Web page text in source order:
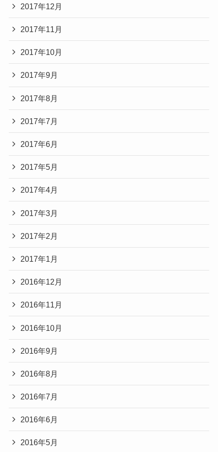
2017年12月
2017年11月
2017年10月
2017年9月
2017年8月
2017年7月
2017年6月
2017年5月
2017年4月
2017年3月
2017年2月
2017年1月
2016年12月
2016年11月
2016年10月
2016年9月
2016年8月
2016年7月
2016年6月
2016年5月